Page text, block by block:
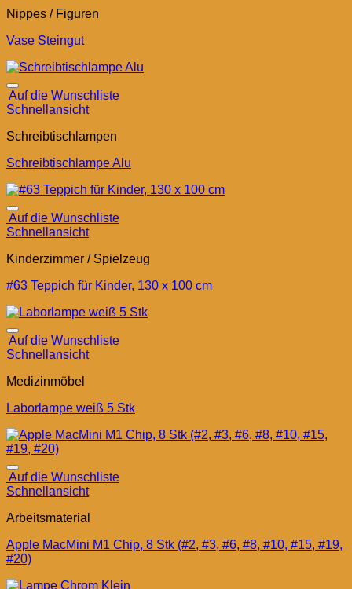
Nippes / Figuren
Vase Steingut
Auf die Wunschliste
Schnellansicht
Schreibtischlampen
Schreibtischlampe Alu
Auf die Wunschliste
Schnellansicht
Kinderzimmer / Spielzeug
#63 Teppich für Kinder, 130 x 100 cm
Auf die Wunschliste
Schnellansicht
Medizinmöbel
Laborlampe weiß 5 Stk
Auf die Wunschliste
Schnellansicht
Arbeitsmaterial
Apple MacMini M1 Chip, 8 Stk (#2, #3, #6, #8, #10, #15, #19,
#20)